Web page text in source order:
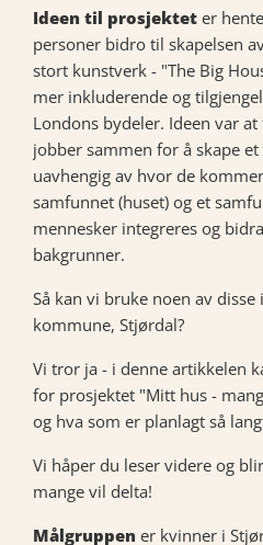
Ideen til prosjektet er
personer bidro til skapelsen
stort kunstverk - "The Big
mer inkluderende og
Londons bydeler. Ideen var
jobber sammen for å skape
uavhengig av hvor de
samfunnet (huset) og et
mennesker integreres og
bakgrunner.
Så kan vi bruke noen av disse
kommune, Stjørdal?
Vi tror ja - i denne artikkelen
for prosjektet "Mitt hus -
og hva som er planlagt så
Vi håper du leser videre og
mange vil delta!
Målgruppen er kvinner i